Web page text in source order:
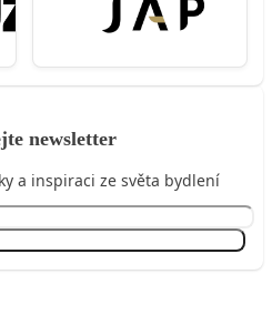
newsletter
a inspiraci ze světa bydlení